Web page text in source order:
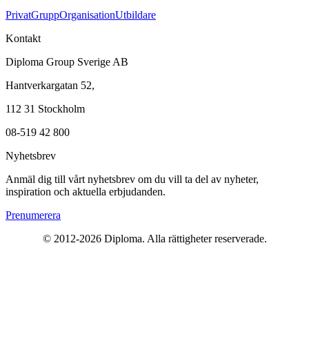
PrivatGruppOrganisationUtbildare
Kontakt
Diploma Group Sverige AB
Hantverkargatan 52,
112 31 Stockholm
08-519 42 800
Nyhetsbrev
Anmäl dig till vårt nyhetsbrev om du vill ta del av nyheter,
inspiration och aktuella erbjudanden.
Prenumerera
© 2012-2026 Diploma. Alla rättigheter reserverade.